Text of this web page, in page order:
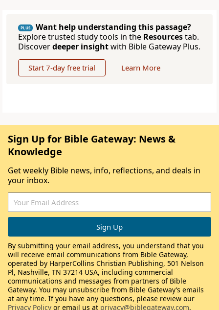
PLUS
Want help understanding this passage?
Explore trusted study tools in the Resourcestab.
Discoverdeeper insightwith Bible Gateway Plus.
Start 7-day free trial Learn More
Sign Up for Bible Gateway: News &
Knowledge
Get weekly Bible news, info, reflections, and deals in
your inbox.
By submitting your email address, you understand that you
will receive email communications from Bible Gateway,
operated by HarperCollins Christian Publishing, 501 Nelson
Pl, Nashville, TN 37214 USA, including commercial
communications and messages from partners of Bible
Gateway. You may unsubscribe from Bible Gateway’s emails
at any time. If you have any questions, please review our
Privacy Policy or email us at privacy@biblegateway.com.